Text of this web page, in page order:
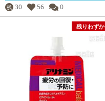
残 30 56 0
残りわずか